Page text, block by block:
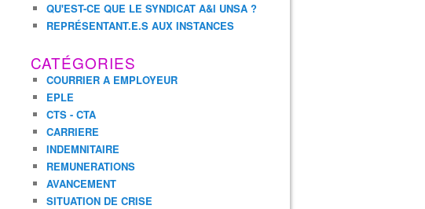
QU'EST-CE QUE LE SYNDICAT A&I UNSA ?
REPRÉSENTANT.E.S AUX INSTANCES
CATÉGORIES
COURRIER A EMPLOYEUR
EPLE
CTS - CTA
CARRIERE
INDEMNITAIRE
REMUNERATIONS
AVANCEMENT
SITUATION DE CRISE